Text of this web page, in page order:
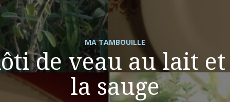
MA TAMBOUILLE
de veau au lait
la sauge